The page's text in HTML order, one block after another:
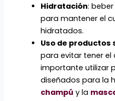
Hidratación:
para mantener el
hidratados.
Uso de
para evitar tener el
importante utilizar
diseñados para la
champú y la